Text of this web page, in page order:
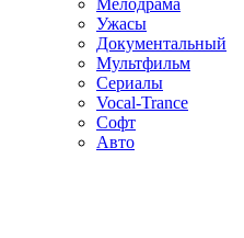
Мелодрама
Ужасы
Документальный
Мультфильм
Сериалы
Vocal-Trance
Софт
Авто